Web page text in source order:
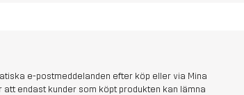
e-postmeddelanden efter köp eller via Mina
endast kunder som köpt produkten kan lämna